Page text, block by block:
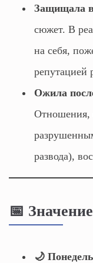
Защищала
сюжет. В
на себя,
репутацией
Ожила
Отношения,
развода),
📅
🌙